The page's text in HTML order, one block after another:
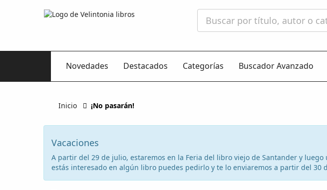
Novedades Destacados Categorías Buscador Avanzado
Inicio ¡No pasarán!
Vacaciones
A partir del 29 de julio, estaremos en la Feria del libro viejo de Santander y
estás interesado en algún libro puedes pedirlo y te lo enviaremos a partir del 30